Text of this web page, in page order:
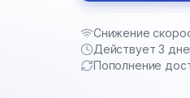
Снижение
Действует 3
Пополнение